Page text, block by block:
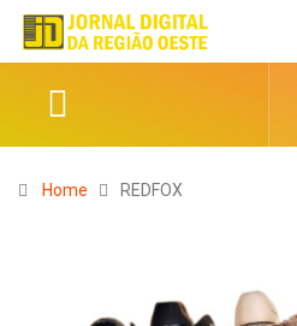
Home REDFOX